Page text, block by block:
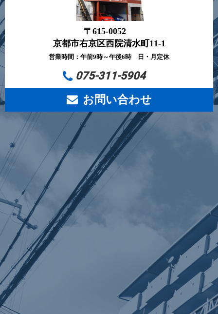
〒615-0052
京都市右京区西院清水町11-1
営業時間：午前9時～午後6時 日・月定休
075-311-5904
お問い合わせ